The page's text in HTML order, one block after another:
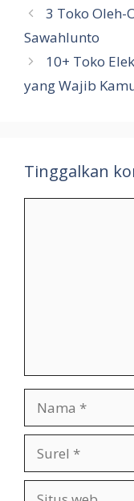
3 Toko
Sawahlunto
10+ Toko
yang Wajib
Tinggalkan